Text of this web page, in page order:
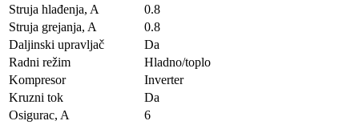
Struja hlađenja, A
0.8
Struja grejanja, A
0.8
Daljinski upravljač
Da
Radni režim
Hladno/toplo
Kompresor
Inverter
Kruzni tok
Da
Osigurac, A
6